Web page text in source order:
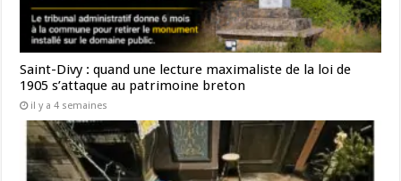
Saint-Divy : quand une lecture maximaliste de la loi de
1905 s’attaque au patrimoine breton
il y a 4 semaines